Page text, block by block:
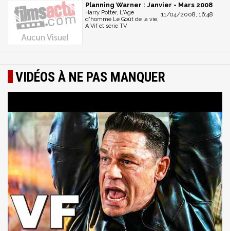
Planning Warner : Janvier - Mars 2008
11/04/2008, 16:48
Harry Potter, L'Age
d'homme Le Goût de la vie,
A Vif et série TV
VIDÉOS À NE PAS MANQUER